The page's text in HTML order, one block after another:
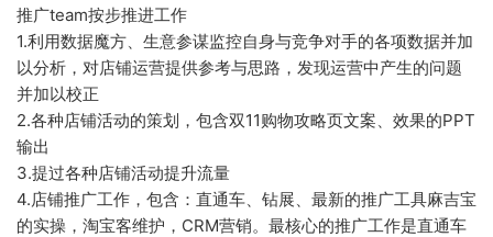
推广team按步推进工作
1.利用数据魔方、生意参谋监控自身与竞争对手的各项数据并加
以分析，对店铺运营提供参考与思路，发现运营中产生的问题
并加以校正
2.各种店铺活动的策划，包含双11购物攻略页文案、效果的PPT
输出
3.提过各种店铺活动提升流量
4.店铺推广工作，包含：直通车、钻展、最新的推广工具麻吉宝
的实操，淘宝客维护，CRM营销。最核心的推广工作是直通车